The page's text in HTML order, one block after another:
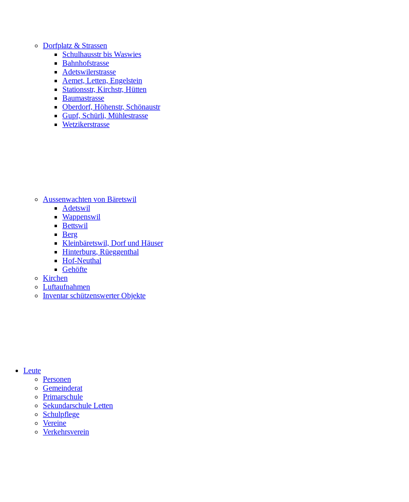
Dorfplatz & Strassen
Schulhausstr bis Waswies
Bahnhofstrasse
Adetswilerstrasse
Aemet, Letten, Engelstein
Stationsstr, Kirchstr, Hütten
Baumastrasse
Oberdorf, Höhenstr, Schönaustr
Gupf, Schürli, Mühlestrasse
Wetzikerstrasse
Aussenwachten von Bäretswil
Adetswil
Wappenswil
Bettswil
Berg
Kleinbäretswil, Dorf und Häuser
Hinterburg, Rüeggenthal
Hof-Neuthal
Gehöfte
Kirchen
Luftaufnahmen
Inventar schützenswerter Objekte
Leute
Personen
Gemeinderat
Primarschule
Sekundarschule Letten
Schulpflege
Vereine
Verkehrsverein